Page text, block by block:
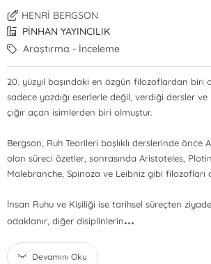
HENRİ BERGSON
PİNHAN YAYINCILIK
Araştırma - İnceleme
20. yüzyıl başındaki en özgün filozoflardan biri
sadece yazdığı eserlerle değil, verdiği dersler
çığır açan isimlerden biri olmuştur.
Bergson, Ruh Teorileri başlıklı derslerinde önce
olan süreci özetler, sonrasında Aristoteles,
Malebranche, Spinoza ve Leibniz gibi filozofları
İnsan Ruhu ve Kişiliği ise tarihsel süreçten
odaklanır, diğer disiplinlerin...
Devamını Oku